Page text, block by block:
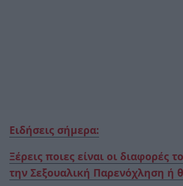
Ειδήσεις σήμερα:
Ξέρεις ποιες είναι οι διαφορές
την Σεξουαλική Παρενόχληση ή